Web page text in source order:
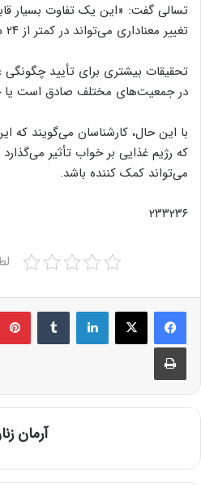
تسالی گفت: «این یک تفاوت بسیار
تغییر معناداری می‌تواند در کمتر از ۲۴ ساعت مشاهده شود.»
تحقیقات بیشتری برای تأیید چگونگی
در جمعیت‌های مختلف صادق است یا
با این حال، کارشناسان می‌گویند که
که رژیم غذایی بر خواب تأثیر
می‌تواند کمک کننده باشد.
۲۳۳۲۳۶
LinkedIn
Tumblr
Print
آرمان